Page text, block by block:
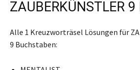
ZAUBERKÜNSTLER
Alle 1 Kreuzworträsel Lösungen für
9 Buchstaben: